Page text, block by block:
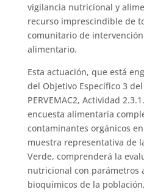
vigilancia nutricional y
recurso imprescindible de
comunitario de
alimentario.
Esta actuación, que está
del Objetivo Específico 3
PERVEMAC2, Actividad
encuesta alimentaria
contaminantes orgánicos
muestra representativa de
Verde, comprenderá la
nutricional con parámetros
bioquímicos de la